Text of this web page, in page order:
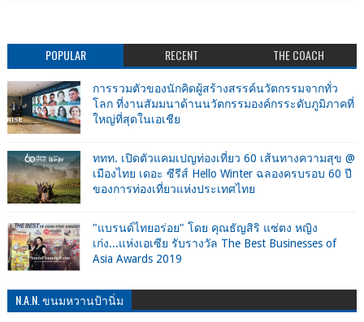
POPULAR RECENT THE COACH
การรวมตัวของนักคิดผู้สร้างสรรค์นวัตกรรมจากทั่ว
โลก ที่งานสัมมนาด้านนวัตกรรมองค์กรระดับภูมิภาคที่
ใหญ่ที่สุดในเอเชีย
ททท. เปิดตัวแคมเปญท่องเที่ยว 60 เส้นทางความสุข @
เมืองไทย เดอะ ซีรีส์ Hello Winter ฉลองครบรอบ 60 ปี
ของการท่องเที่ยวแห่งประเทศไทย
"แบรนด์ไทยอร่อย" โดย คุณธัญสิริ แซ่ตง หญิง
เก่ง...แห่งเอเซีย รับรางวัล The Best Businesses of
Asia Awards 2019
N.A.N. ขนมหวานป้านิ่ม